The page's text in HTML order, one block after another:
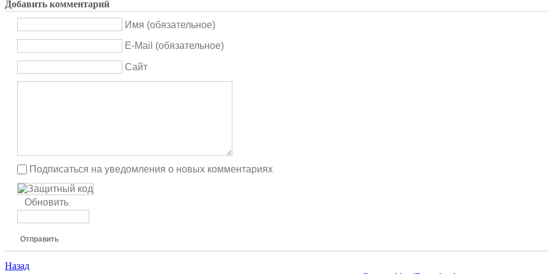
Добавить комментарий
Имя (обязательное)
E-Mail (обязательное)
Сайт
Подписаться на уведомления о новых комментариях
Обновить
Отправить
Назад